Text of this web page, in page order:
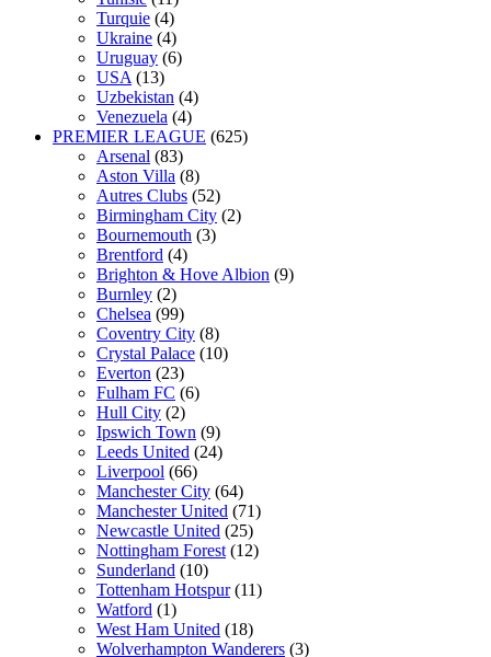
Turquie (4)
Ukraine (4)
Uruguay (6)
USA (13)
Uzbekistan (4)
Venezuela (4)
PREMIER LEAGUE (625)
Arsenal (83)
Aston Villa (8)
Autres Clubs (52)
Birmingham City (2)
Bournemouth (3)
Brentford (4)
Brighton & Hove Albion (9)
Burnley (2)
Chelsea (99)
Coventry City (8)
Crystal Palace (10)
Everton (23)
Fulham FC (6)
Hull City (2)
Ipswich Town (9)
Leeds United (24)
Liverpool (66)
Manchester City (64)
Manchester United (71)
Newcastle United (25)
Nottingham Forest (12)
Sunderland (10)
Tottenham Hotspur (11)
Watford (1)
West Ham United (18)
Wolverhampton Wanderers (3)